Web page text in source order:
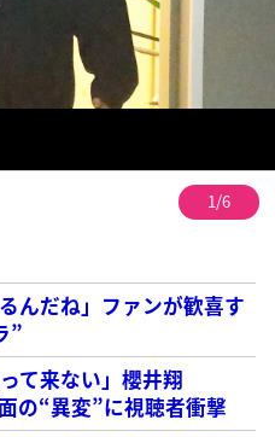
1/6
んだね」ファンが歓喜す
”
て来ない」櫻井翔
の“異変”に視聴者衝撃